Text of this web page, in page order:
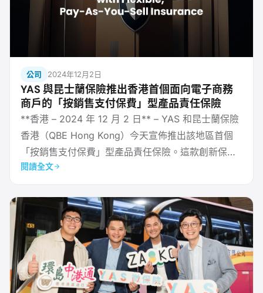
公司 2024年12月2日
YAS 與昆士蘭保險推出香港首個面向電子商務
商戶的「按銷售支付保費」型產品責任保險
**香港 – 2024 年 12 月 2 日** – YAS 和昆士蘭保險
香港（QBE Hong Kong）今天宣佈推出該地區首個
「按銷售支付保費」型產品責任保險。這款創新保險
產品由昆士蘭保險承保，並由 YAS 獨家代理。該產品
在亞馬遜（Amazon）、eBay 和 Shopify 等主要網
上市場從事銷售業務的商戶。 傳統產品責任保險要求
商
閱讀全文